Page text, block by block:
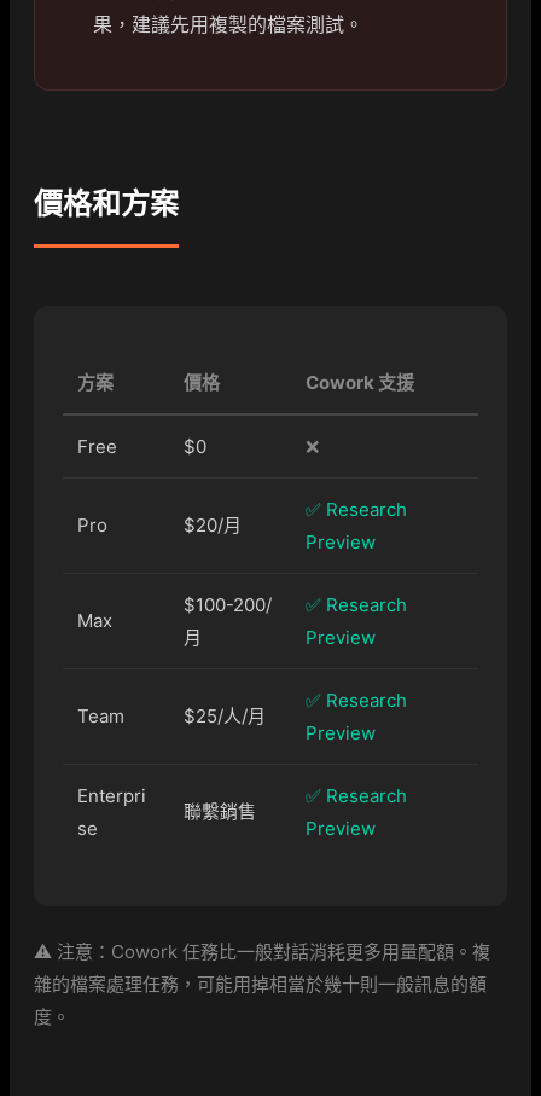
果，建議先用複製的檔案測試。
價格和方案
方案 價格 Cowork 支援
Free $0 ❌
Pro $20/月
✅ Research
Preview
Max
$100-200/
月
✅ Research
Preview
Team $25/人/月
✅ Research
Preview
Enterpri
se
聯繫銷售
✅ Research
Preview
⚠️ 注意：Cowork 任務比一般對話消耗更多用量配額。複
雜的檔案處理任務，可能用掉相當於幾十則一般訊息的額
度。